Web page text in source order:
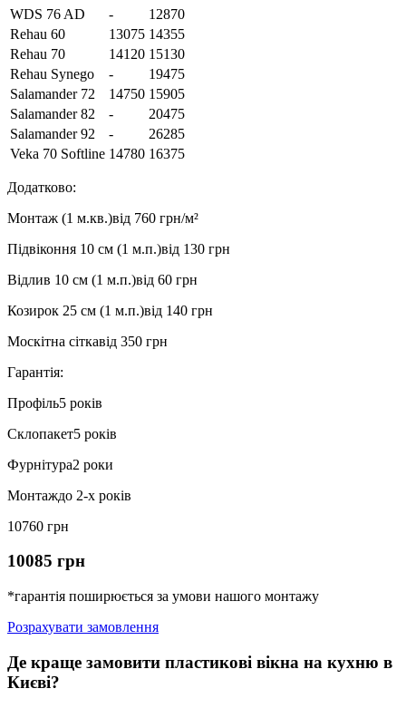
WDS 76 AD
-
12870
Rehau 60
13075 14355
Rehau 70
14120 15130
Rehau Synego
-
19475
Salamander 72
14750 15905
Salamander 82
-
20475
Salamander 92
-
26285
Veka 70 Softline 14780 16375
Додатково:
Монтаж (1 м.кв.)від 760 грн/м²
Підвіконня 10 см (1 м.п.)від 130 грн
Відлив 10 см (1 м.п.)від 60 грн
Козирок 25 см (1 м.п.)від 140 грн
Москітна сіткавід 350 грн
Гарантія:
Профіль5 років
Склопакет5 років
Фурнітура2 роки
Монтаждо 2-х років
10760 грн
10085 грн
*гарантія поширюється за умови нашого монтажу
Розрахувати замовлення
Де краще замовити пластикові вікна на кухню в
Києві?